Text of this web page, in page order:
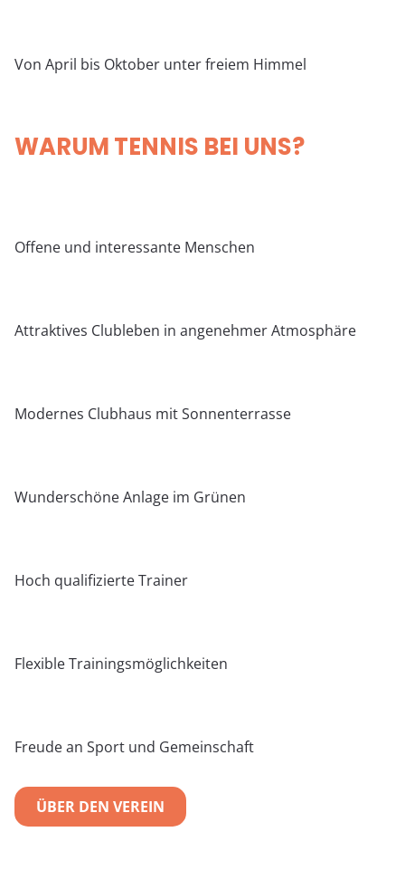
Von April bis Oktober unter freiem Himmel
WARUM TENNIS BEI UNS?
Offene und interessante Menschen
Attraktives Clubleben in angenehmer Atmosphäre
Modernes Clubhaus mit Sonnenterrasse
Wunderschöne Anlage im Grünen
Hoch qualifizierte Trainer
Flexible Trainingsmöglichkeiten
Freude an Sport und Gemeinschaft
ÜBER DEN VEREIN